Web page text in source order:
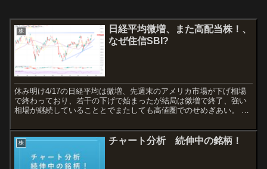
株
日経平均微増、また高配当株！、
なぜ住信SBI?
休み明け4/17の日経平均は微増、先週末のアメリカ市場が下げ相場
で終わっており、若干の下げで始まったが結局は微増で終了、強い
相場が継続していることとでまたしても高値圏でのせめぎあい。 結
株 チャート分析 続伸中の銘柄！